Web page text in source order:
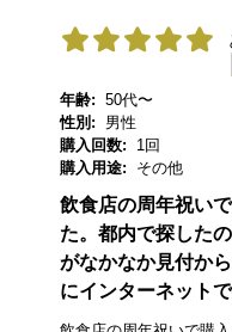
年齢: 50代〜
性別:
男性
購入回数:
1回
購入用途:
その他
飲食店の周年祝い
た。都内で探した
がなかなか見付か
にインターネット